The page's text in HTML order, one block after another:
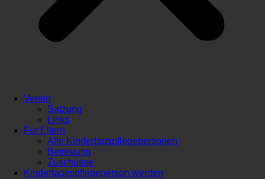
Verein
Satzung
Links
Für Eltern
Alle Kindertagspflegepersonen
Betreuung
Zuschüsse
Kindertagespflegeperson werden